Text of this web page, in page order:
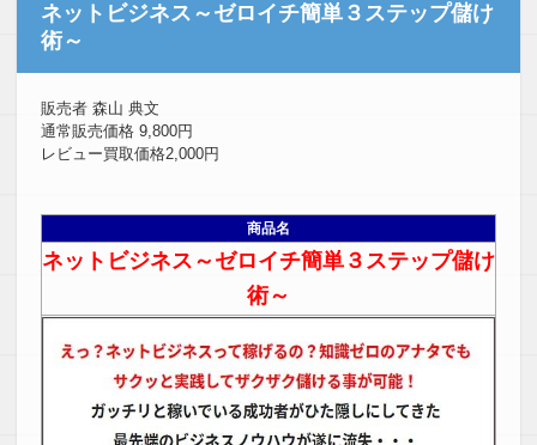
ネットビジネス～ゼロイチ簡単３ステップ儲け
術～
販売者 森山 典文
通常販売価格 9,800円
レビュー買取価格2,000円
商品名
ネットビジネス～ゼロイチ簡単３ステップ儲け
術～